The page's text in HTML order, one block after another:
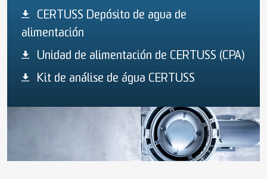
CERTUSS Depósito de agua de
alimentación
Unidad de alimentación de CERTUSS (CPA)
Kit de análise de água CERTUSS